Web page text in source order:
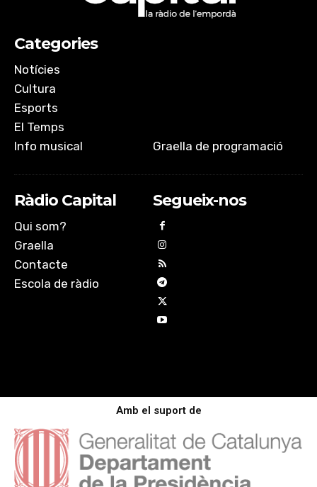
Categories
Notícies
Cultura
Esports
El Temps
Info musical
Graella de programació
Ràdio Capital
Qui som?
Graella
Contacte
Escola de ràdio
Segueix-nos
Amb el suport de